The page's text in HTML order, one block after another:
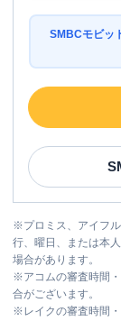
SMBCモビッ
※プロミス、アイフ
行、曜日、または本
場合があります。
※アコムの審査時間
合がございます。
※ レイクの審査時間